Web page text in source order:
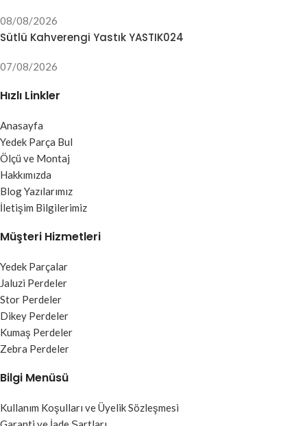
08/08/2026
Sütlü Kahverengi Yastık YASTIK024
07/08/2026
Hızlı Linkler
Anasayfa
Yedek Parça Bul
Ölçü ve Montaj
Hakkımızda
Blog Yazılarımız
İletişim Bilgilerimiz
Müşteri Hizmetleri
Yedek Parçalar
Jaluzi Perdeler
Stor Perdeler
Dikey Perdeler
Kumaş Perdeler
Zebra Perdeler
Bilgi Menüsü
Kullanım Koşulları ve Üyelik Sözleşmesi